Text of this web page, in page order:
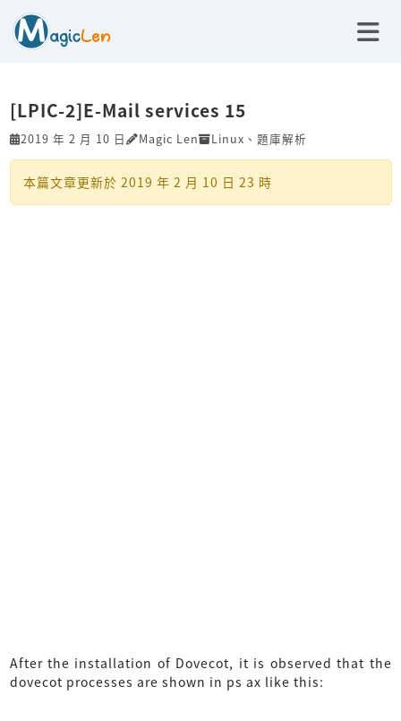
[LPIC-2]E-Mail services 15
2019 年 2 月 10 日 Magic Len Linux 、 題庫解析
本篇文章更新於 2019 年 2 月 10 日 23 時
After the installation of Dovecot, it is observed that the
dovecot processes are shown in ps ax like this: